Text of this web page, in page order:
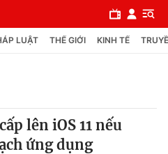
LUẬT THẾ GIỚI KINH TẾ
lên iOS 11 nếu
ứng dụng